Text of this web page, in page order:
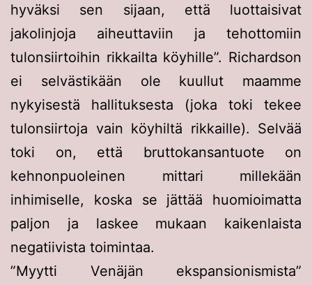
hyväksi sen sijaan, että luottaisivat
jakolinjoja aiheuttaviin ja tehottomiin
tulonsiirtoihin rikkailta köyhille”. Richardson
ei selvästikään ole kuullut maamme
nykyisestä hallituksesta (joka toki tekee
tulonsiirtoja vain köyhiltä rikkaille). Selvää
toki on, että bruttokansantuote on
kehnonpuoleinen mittari millekään
inhimiselle, koska se jättää huomioimatta
paljon ja laskee mukaan kaikenlaista
negatiivista toimintaa.
”Myytti Venäjän ekspansionismista”